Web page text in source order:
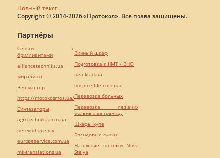
Полный текст
Copyright © 2014-2026 «Протокол». Все права защищены.
Партнёры
Серьги с
бриллиантами
alliancetechnika.ua
миралинкс
Веб мастер
https://motokosmos.ua/
Синтезаторы
agrotechnika.com.ua
perevod.agency
europeservice.com.ua
mk-translations.ua
Винный шкаф
Подготовка к НМТ / ВНО
pereklad.ua
hospice-life.com.ua/
Перевозка больных
Перевозка лежачих
больных за границу
Шкафы купе
Брендовые сумки
Натяжные потолки Nova
Stelya